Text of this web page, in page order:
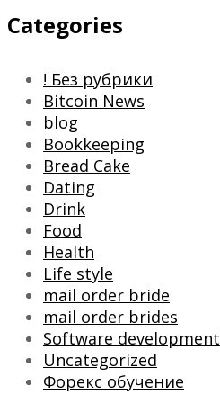
Categories
! Без рубрики
Bitcoin News
blog
Bookkeeping
Bread Cake
Dating
Drink
Food
Health
Life style
mail order bride
mail order brides
Software development
Uncategorized
Форекс обучение